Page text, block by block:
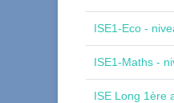
ISE1-Eco -
ISE1-Maths -
ISE Long 1ère